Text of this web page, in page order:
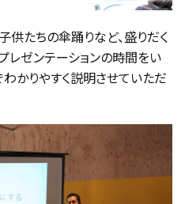
たちの傘踊りなど、盛りだく
レゼンテーションの時間をい
かりやすく説明させていただ